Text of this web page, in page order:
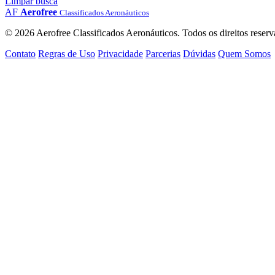
AF Aerofree Classificados Aeronáuticos
© 2026 Aerofree Classificados Aeronáuticos. Todos os direitos
Contato Regras de Uso Privacidade Parcerias Dúvidas Quem Somos